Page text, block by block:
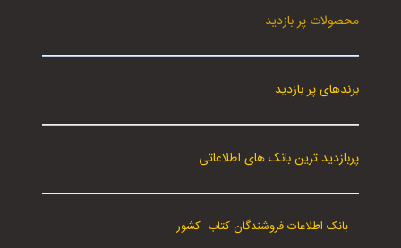
محصولات پر بازدید
برندهای پر بازدید
پربازدید ترین بانک های اطلاعاتی
بانک اطلاعات فروشندگان کتاب کشور